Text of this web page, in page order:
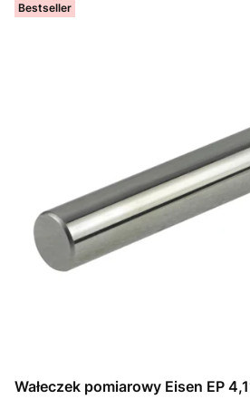
Bestseller
Wałeczek pomiarowy Eisen EP